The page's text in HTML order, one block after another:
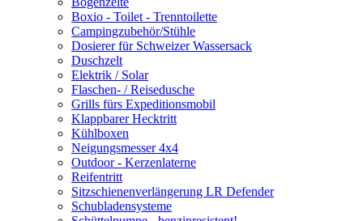
Boxio - Toilet - Trenntoilette
Campingzubehör/Stühle
Dosierer für Schweizer Wassersack
Duschzelt
Elektrik / Solar
Flaschen- / Reisedusche
Grills fürs Expeditionsmobil
Klappbarer Hecktritt
Kühlboxen
Neigungsmesser 4x4
Outdoor - Kerzenlaterne
Reifentritt
Sitzschienenverlängerung LR Defender
Schubladensysteme